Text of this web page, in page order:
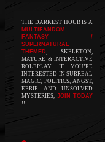
THE DARKEST HOUR IS A
MULTIFANDOM -
FANTASY /
SUPERNATURAL
THEMED, SKELETON,
MATURE & INTERACTIVE
ROLEPLAY. IF YOU’RE
INTERESTED IN SURREAL
MAGIC, POLITICS, ANGST,
EERIE AND UNSOLVED
MYSTERIES, JOIN TODAY
!!